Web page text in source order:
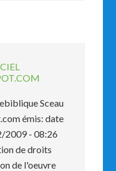
Sceau
émis: date
2009 - 08:26
de droits
de l'oeuvre